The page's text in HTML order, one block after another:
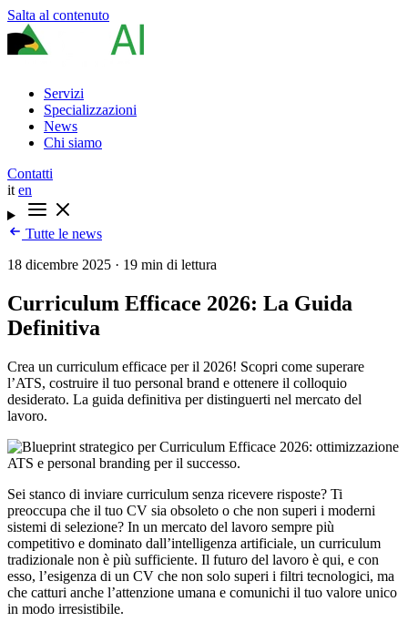
Salta al contenuto
Servizi
Specializzazioni
News
Chi siamo
Contatti
it en
Tutte le news
18 dicembre 2025 · 19 min di lettura
Curriculum Efficace 2026: La Guida
Definitiva
Crea un curriculum efficace per il 2026! Scopri come superare
l’ATS, costruire il tuo personal brand e ottenere il colloquio
desiderato. La guida definitiva per distinguerti nel mercato del
lavoro.
Sei stanco di inviare curriculum senza ricevere risposte? Ti
preoccupa che il tuo CV sia obsoleto o che non superi i moderni
sistemi di selezione? In un mercato del lavoro sempre più
competitivo e dominato dall’intelligenza artificiale, un curriculum
tradizionale non è più sufficiente. Il futuro del lavoro è qui, e con
esso, l’esigenza di un CV che non solo superi i filtri tecnologici, ma
che catturi anche l’attenzione umana e comunichi il tuo valore unico
in modo irresistibile.